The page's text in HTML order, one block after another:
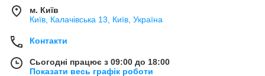
м. Київ
Київ, Калачівська 13, Київ, Україна
Контакти
Сьогодні працює з 09:00 до 18:00
Показати весь графік роботи